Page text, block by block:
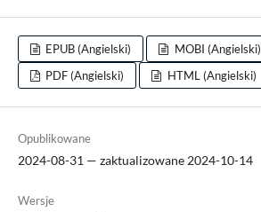
EPUB (Angielski)
MOBI (Angielski)
PDF (Angielski)
HTML (Angielski)
Opublikowane
2024-08-31 — zaktualizowane 2024-10-14
Wersje